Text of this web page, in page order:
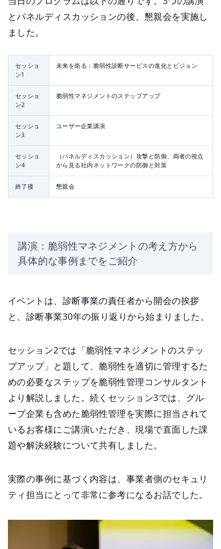
とパネルディスカッションの後、懇親会を実施し
ました。
セッショ
ン1
未来を衛る：脆弱性診断サービスの進化とビジョン
セッショ
ン2
脆弱性マネジメントのステップアップ
セッショ
ン3
ユーザー企業講演
セッショ
ン4
（パネルディスカッション）攻撃と防御、両者の視点
から見る社内ネットワークの防御と対策
終了後 懇親会
講演：脆弱性マネジメントの考え方から
具体的な事例までをご紹介
イベントは、診断事業の責任者から開会の挨拶
と、診断事業30年の振り返りから始まりました。
セッション2では「脆弱性マネジメントのステッ
プアップ」と題して、脆弱性を適切に管理するた
めの必要なステップを脆弱性管理コンサルタント
より解説しました。続くセッション3では、グル
ープ企業も含めた脆弱性管理を実際に担当されて
いるお客様にご講演いただき、現場で直面した課
題や解決経験について共有しました。
実際の事例に基づく内容は、事業者側のセキュリ
ティ担当にとって非常に参考になるお話でした。